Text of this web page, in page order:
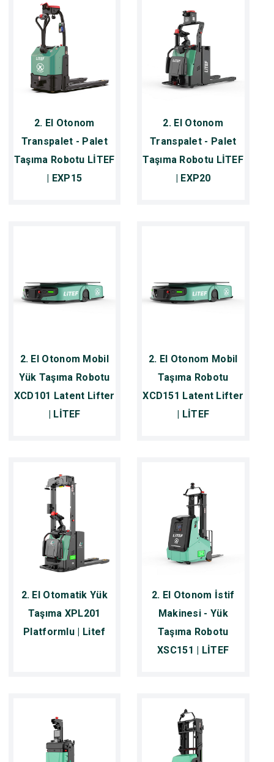
2. El Otonom
Transpalet - Palet
Taşıma Robotu LİTEF
| EXP15
2. El Otonom
Transpalet - Palet
Taşıma Robotu LİTEF
| EXP20
2. El Otonom Mobil
Yük Taşıma Robotu
XCD101 Latent Lifter
| LİTEF
2. El Otonom Mobil
Taşıma Robotu
XCD151 Latent Lifter
| LİTEF
2. El Otomatik Yük
Taşıma XPL201
Platformlu | Litef
2. El Otonom İstif
Makinesi - Yük
Taşıma Robotu
XSC151 | LİTEF